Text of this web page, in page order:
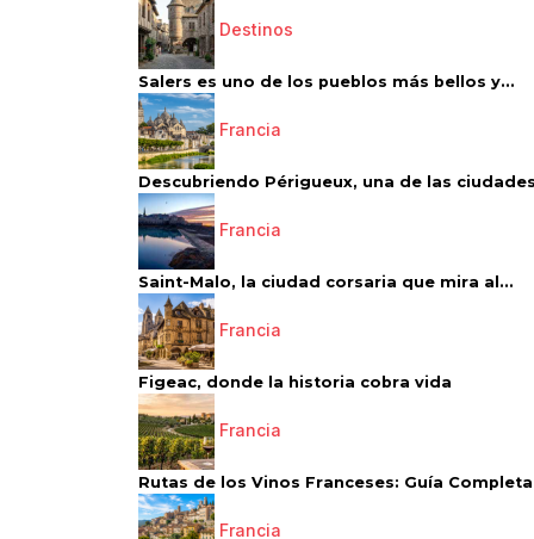
Destinos
Salers es uno de los pueblos más bellos y...
Francia
Descubriendo Périgueux, una de las
Francia
Saint-Malo, la ciudad corsaria que mira al...
Francia
Figeac, donde la historia cobra vida
Francia
Rutas de los Vinos Franceses: Guía
Francia